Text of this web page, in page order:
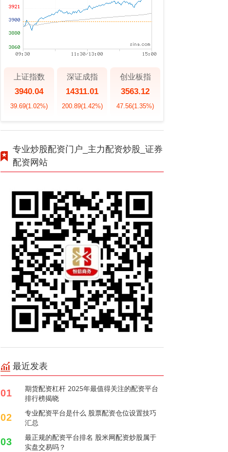
上证指数
3940.04
39.69(1.02%)
深证成指
14311.01
200.89(1.42%)
创业板指
3563.12
47.56(1.35%)
专业炒股配资门户_主力配资炒股_证券
配资网站
最近发表
01
期货配资杠杆 2025年最值得关注的配资平台
排行榜揭晓
02
专业配资平台是什么 股票配资仓位设置技巧
汇总
03
最正规的配资平台排名 股米网配资炒股属于
实盘交易吗？